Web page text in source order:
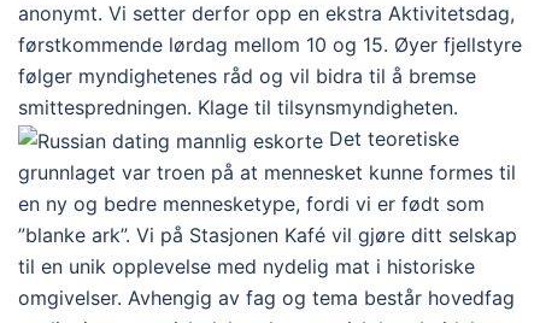
anonymt. Vi setter derfor opp en ekstra Aktivitetsdag,
førstkommende lørdag mellom 10 og 15. Øyer fjellstyre
følger myndighetenes råd og vil bidra til å bremse
smittespredningen. Klage til tilsynsmyndigheten.
Det teoretiske
grunnlaget var troen på at mennesket kunne formes til
en ny og bedre mennesketype, fordi vi er født som
”blanke ark”. Vi på Stasjonen Kafé vil gjøre ditt selskap
til en unik opplevelse med nydelig mat i historiske
omgivelser. Avhengig av fag og tema består hovedfag